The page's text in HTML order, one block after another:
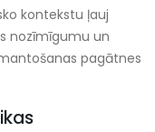
kontekstu ļauj
nozīmīgumu un
pagātnes